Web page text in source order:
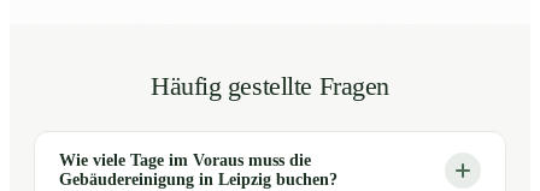
Häufig gestellte Fragen
Wie viele Tage im Voraus muss die
Gebäudereinigung in Leipzig buchen?